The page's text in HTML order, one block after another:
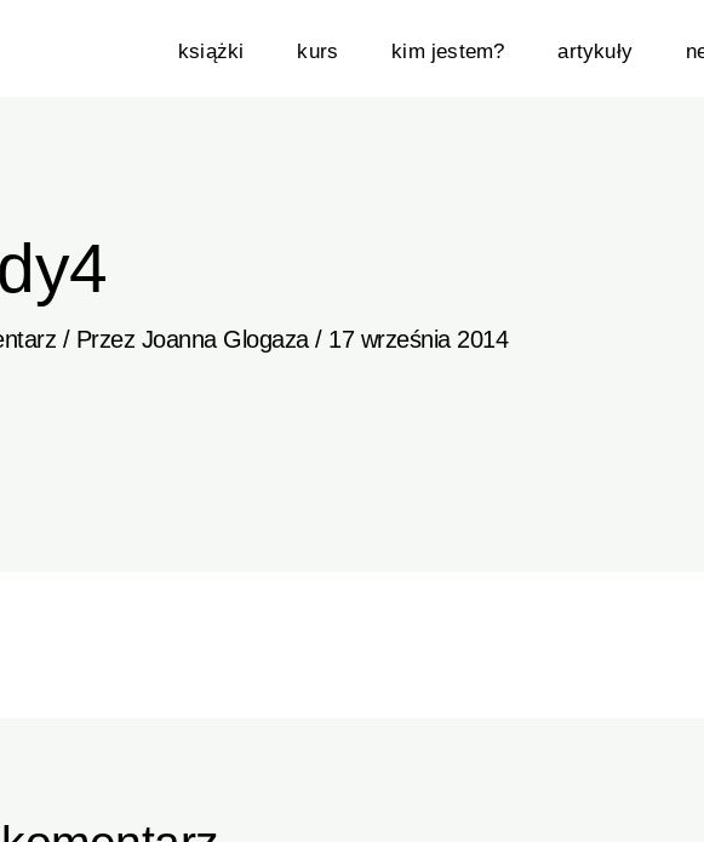
książki kurs kim jestem? artykuły
/ Przez Joanna Glogaza/ 17 września 2014